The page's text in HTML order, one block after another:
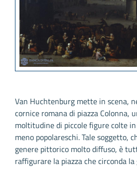
Van Huchtenburg mette in scena,
cornice romana di piazza Colonna,
moltitudine di piccole figure colte
meno popolareschi. Tale soggetto,
genere pittorico molto diffuso, è
raffigurare la piazza che circonda